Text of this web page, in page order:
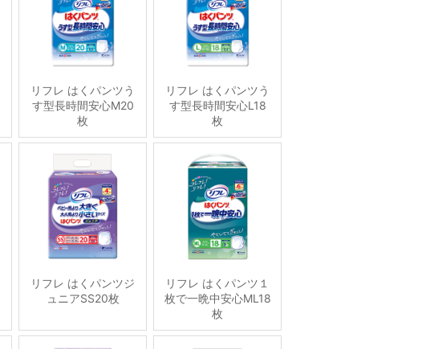
リフレ はくパンツう
す型長時間安心M20
枚
リフレ はくパンツう
す型長時間安心L18
枚
リフレ はくパンツジ
ュニアSS20枚
リフレ はくパンツ１
枚で一晩中安心ML18
枚